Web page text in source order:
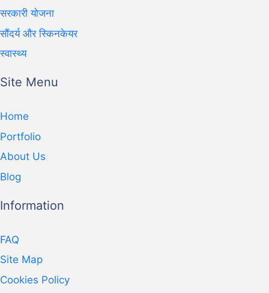
सरकारी योजना
सौंदर्य और स्किनकेयर
स्वास्थ्य
Site Menu
Home
Portfolio
About Us
Blog
Information
FAQ
Site Map
Cookies Policy